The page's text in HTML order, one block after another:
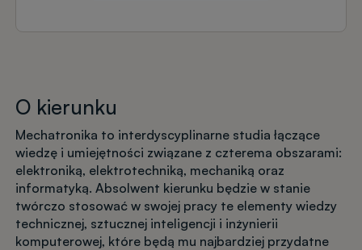
O kierunku
Mechatronika to interdyscyplinarne studia łączące
wiedzę i umiejętności związane z czterema obszarami:
elektroniką, elektrotechniką, mechaniką oraz
informatyką. Absolwent kierunku będzie w stanie
twórczo stosować w swojej pracy te elementy wiedzy
technicznej, sztucznej inteligencji i inżynierii
komputerowej, które będą mu najbardziej przydatne